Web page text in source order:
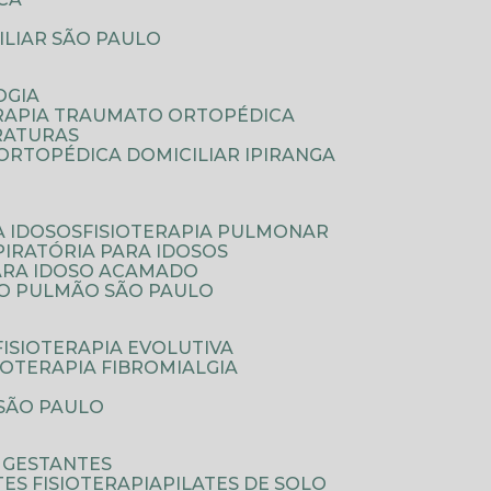
SÃO PAULO
TRAUMATO ORTOPÉDICA
DOMICILIAR IPIRANGA
IDOSOS
FISIOTERAPIA PULMONAR
PARA IDOSOS
IDOSO ACAMADO
PULMÃO SÃO PAULO
EVOLUTIVA
FIBROMIALGIA
PAULO
GESTANTES
FISIOTERAPIA
PILATES DE SOLO